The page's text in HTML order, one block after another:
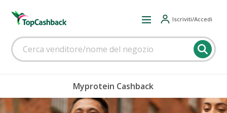
Iscriviti/Accedi
Myprotein Cashback